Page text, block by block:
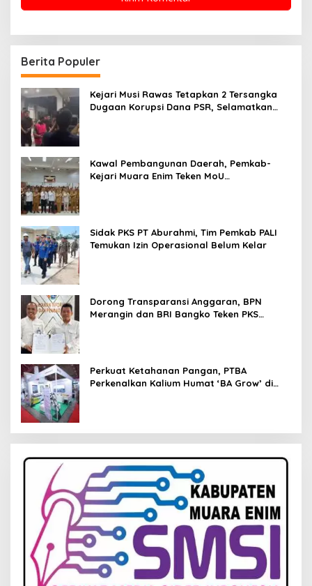
Berita Populer
Kejari Musi Rawas Tetapkan 2 Tersangka
Dugaan Korupsi Dana PSR, Selamatkan
Kawal Pembangunan Daerah, Pemkab-
Kejari Muara Enim Teken MoU
Sidak PKS PT Aburahmi, Tim Pemkab PALI
Temukan Izin Operasional Belum Kelar
Dorong Transparansi Anggaran, BPN
Merangin dan BRI Bangko Teken PKS
Perkuat Ketahanan Pangan, PTBA
Perkenalkan Kalium Humat ‘BA Grow’ di